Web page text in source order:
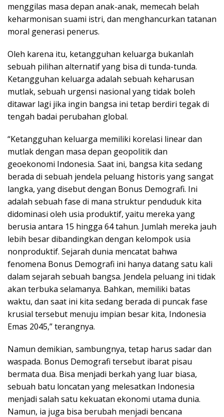
menggilas masa depan anak-anak, memecah belah
keharmonisan suami istri, dan menghancurkan tatanan
moral generasi penerus.
Oleh karena itu, ketangguhan keluarga bukanlah
sebuah pilihan alternatif yang bisa di tunda-tunda.
Ketangguhan keluarga adalah sebuah keharusan
mutlak, sebuah urgensi nasional yang tidak boleh
ditawar lagi jika ingin bangsa ini tetap berdiri tegak di
tengah badai perubahan global.
“Ketangguhan keluarga memiliki korelasi linear dan
mutlak dengan masa depan geopolitik dan
geoekonomi Indonesia. Saat ini, bangsa kita sedang
berada di sebuah jendela peluang historis yang sangat
langka, yang disebut dengan Bonus Demografi. Ini
adalah sebuah fase di mana struktur penduduk kita
didominasi oleh usia produktif, yaitu mereka yang
berusia antara 15 hingga 64 tahun. Jumlah mereka jauh
lebih besar dibandingkan dengan kelompok usia
nonproduktif. Sejarah dunia mencatat bahwa
fenomena Bonus Demografi ini hanya datang satu kali
dalam sejarah sebuah bangsa. Jendela peluang ini tidak
akan terbuka selamanya. Bahkan, memiliki batas
waktu, dan saat ini kita sedang berada di puncak fase
krusial tersebut menuju impian besar kita, Indonesia
Emas 2045,” terangnya.
Namun demikian, sambungnya, tetap harus sadar dan
waspada. Bonus Demografi tersebut ibarat pisau
bermata dua. Bisa menjadi berkah yang luar biasa,
sebuah batu loncatan yang melesatkan Indonesia
menjadi salah satu kekuatan ekonomi utama dunia.
Namun, ia juga bisa berubah menjadi bencana